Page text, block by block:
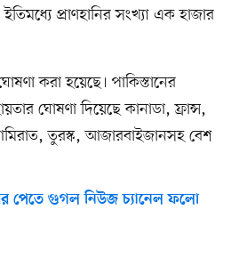
ইতিমধ্যে প্রাণহানির সংখ্যা এক হাজার
করা হয়েছে। পাকিস্তানের
ঘোষণা দিয়েছে কানাডা, ফ্রান্স,
তুরস্ক, আজারবাইজানসহ বেশ
পেতে গুগল নিউজ চ্যানেল ফলো